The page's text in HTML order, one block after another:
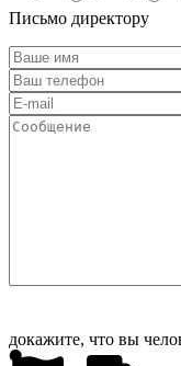
Письмо директору
докажите, что вы